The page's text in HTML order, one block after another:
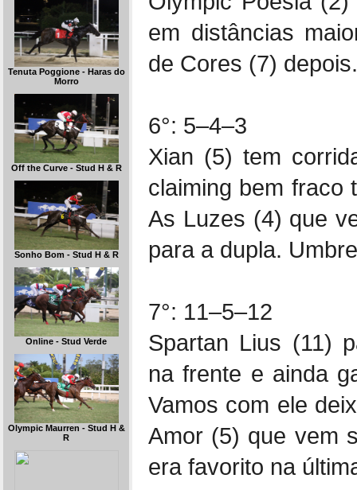
Tenuta Poggione - Haras do
Morro
Off the Curve - Stud H & R
Sonho Bom - Stud H & R
Online - Stud Verde
Olympic Maurren - Stud H &
R
em distâncias
de Cores (7) depois.
6°: 5–4–3
Xian (5) tem
claiming bem fraco
As Luzes (4) que
para a dupla.
7°: 11–5–12
Spartan Lius (11)
na frente e ainda
Vamos com ele
Amor (5) que vem
era favorito na